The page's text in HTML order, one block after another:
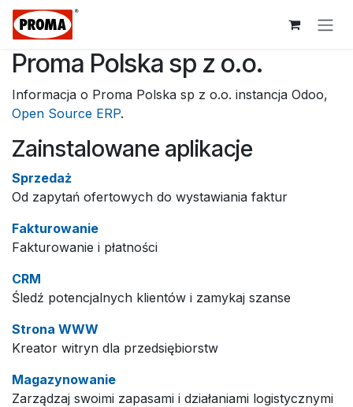
Przejdź do zawartości
Proma Polska sp z o.o.
Informacja o Proma Polska sp z o.o. instancja Odoo,
Open Source ERP.
Zainstalowane aplikacje
Sprzedaż
Od zapytań ofertowych do wystawiania faktur
Fakturowanie
Fakturowanie i płatności
CRM
Śledź potencjalnych klientów i zamykaj szanse
Strona WWW
Kreator witryn dla przedsiębiorstw
Magazynowanie
Zarządzaj swoimi zapasami i działaniami logistycznymi